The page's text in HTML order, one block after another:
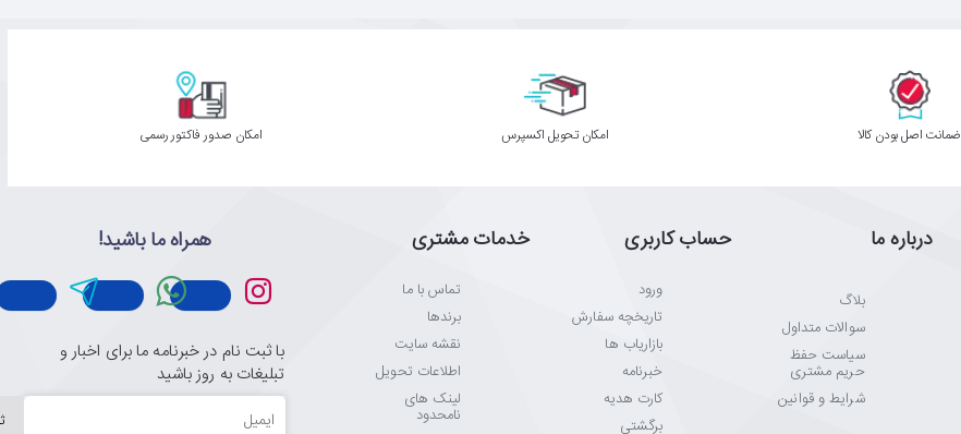
ﺿﻤﺎﻧﺖ اﺻﻞ ﺑﻮدن ﮐﺎﻟﺎ اﻣﮑﺎن ﺗﺤﻮﯾﻞ اﮐﺴﭙﺮس امکان صدور فاکتور رسمی
درباره ما
بلاگ
سوالات متداول
سیاست حفظ
حریم مشتری
شرایط و قوانین
حساب کاربری
ورود
تاریخچه سفارش
بازاریاب ها
خبرنامه
کارت هدیه
برگشتی
خدمات مشتری
تماس با ما
برندها
نقشه سایت
اطلاعات تحویل
لینک های
نامحدود
همراه ما باشید!
با ثبت نام در خبرنامه ما برای اخبار و
تبلیغات به روز باشید
ایمیل